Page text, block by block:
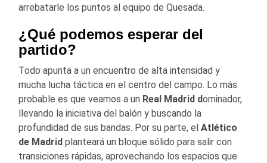
arrebatarle los puntos al equipo de Quesada.
¿Qué podemos esperar del
partido?
Todo apunta a un encuentro de alta intensidad y
mucha lucha táctica en el centro del campo. Lo más
probable es que veamos a un Real Madrid dominador,
llevando la iniciativa del balón y buscando la
profundidad de sus bandas. Por su parte, el Atlético
de Madrid planteará un bloque sólido para salir con
transiciones rápidas, aprovechando los espacios que